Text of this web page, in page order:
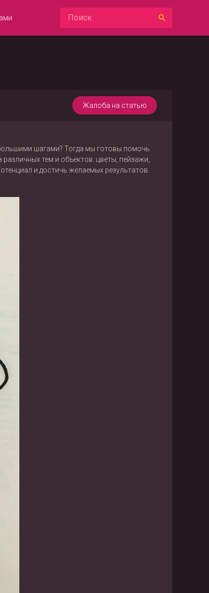
Жалоба на статью
шагами? Тогда мы готовы помочь
тем и объектов: цветы, пейзажи,
и достичь желаемых результатов.